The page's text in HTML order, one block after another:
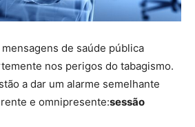
de saúde pública
nos perigos do tabagismo.
a dar um alarme semelhante
e omnipresente:sessão